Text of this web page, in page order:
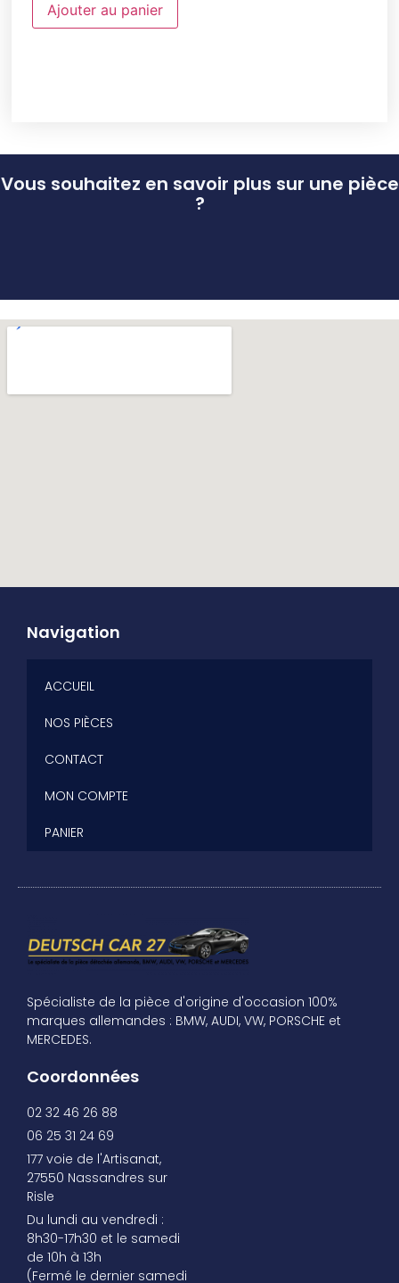
Ajouter au panier
Vous souhaitez en savoir plus sur une pièce
?
Navigation
ACCUEIL
NOS PIÈCES
CONTACT
MON COMPTE
PANIER
Spécialiste de la pièce d'origine d'occasion 100%
marques allemandes : BMW, AUDI, VW, PORSCHE et
MERCEDES.
Coordonnées
02 32 46 26 88
06 25 31 24 69
177 voie de l'Artisanat,
27550 Nassandres sur
Risle
Du lundi au vendredi :
8h30-17h30 et le samedi
de 10h à 13h
(Fermé le dernier samedi